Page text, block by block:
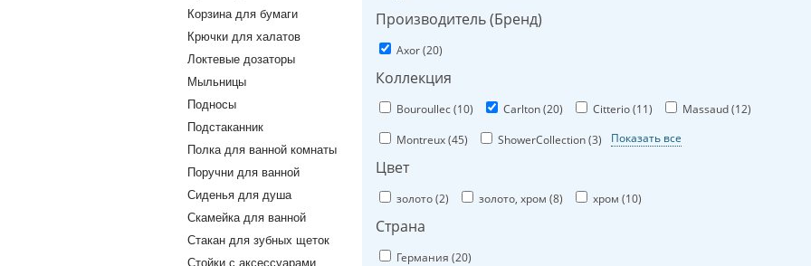
Корзина для бумаги
Крючки для халатов
Локтевые дозаторы
Мыльницы
Подносы
Подстаканник
Полка для ванной комнаты
Поручни для ванной
Сиденья для душа
Скамейка для ванной
Стакан для зубных щеток
Стойки с аксессуарами
Производитель (Бренд)
Axor (20)
Коллекция
Bouroullec (10) Carlton (20) Citterio (11) Massaud (12)
Montreux (45) ShowerCollection (3) Показать все
Цвет
золото (2) золото, хром (8) хром (10)
Страна
Германия (20)